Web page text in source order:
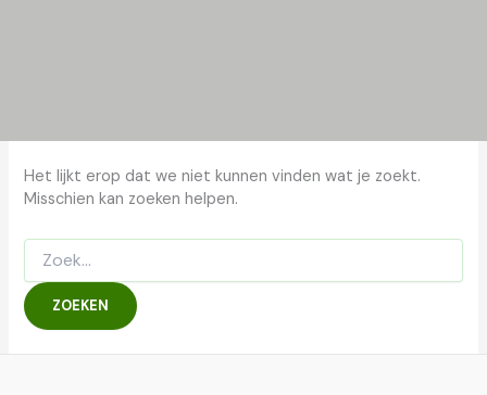
Het lijkt erop dat we niet kunnen vinden wat je zoekt.
Misschien kan zoeken helpen.
Zoek
naar: